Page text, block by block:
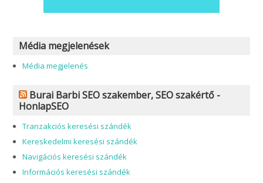
Média megjelenések
Média megjelenés
Burai Barbi SEO szakember, SEO szakértő -
HonlapSEO
Tranzakciós keresési szándék
Kereskedelmi keresési szándék
Navigációs keresési szándék
Információs keresési szándék